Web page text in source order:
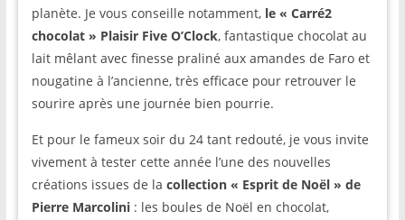
planète. Je vous conseille notamment, le « Carré2
chocolat » Plaisir Five O’Clock, fantastique chocolat au
lait mêlant avec finesse praliné aux amandes de Faro et
nougatine à l’ancienne, très efficace pour retrouver le
sourire après une journée bien pourrie.
Et pour le fameux soir du 24 tant redouté, je vous invite
vivement à tester cette année l’une des nouvelles
créations issues de la collection « Esprit de Noël » de
Pierre Marcolini: les boules de Noël en chocolat,